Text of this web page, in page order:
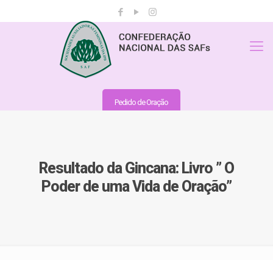
Pedido de Oração
Resultado da Gincana: Livro ” O
Poder de uma Vida de Oração”